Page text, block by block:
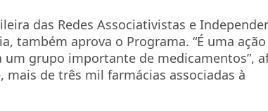
das Redes Associativistas e
também aprova o Programa. “É uma
um grupo importante de medicamentos”,
de três mil farmácias associadas à